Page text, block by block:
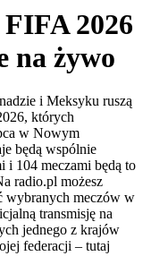
2026
na żywo
i Meksyku ruszą
których
w Nowym
będą wspólnie
i 104 meczami będą to
radio.pl możesz
wybranych meczów w
transmisję na
jednego z krajów
federacji – tutaj